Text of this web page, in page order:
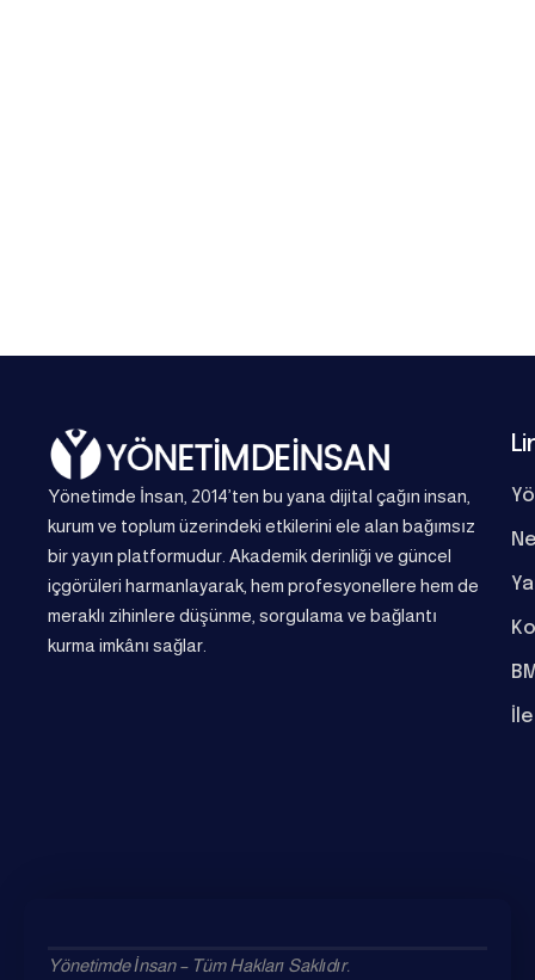
Yönetimde İnsan, 2014’ten bu yana dijital çağın insan,
kurum ve toplum üzerindeki etkilerini ele alan bağımsız
bir yayın platformudur. Akademik derinliği ve güncel
içgörüleri harmanlayarak, hem profesyonellere hem de
meraklı zihinlere düşünme, sorgulama ve bağlantı
kurma imkânı sağlar.
Yönetimde İnsan – Tüm Hakları Saklıdır.